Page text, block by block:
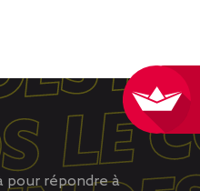
pour répondre à